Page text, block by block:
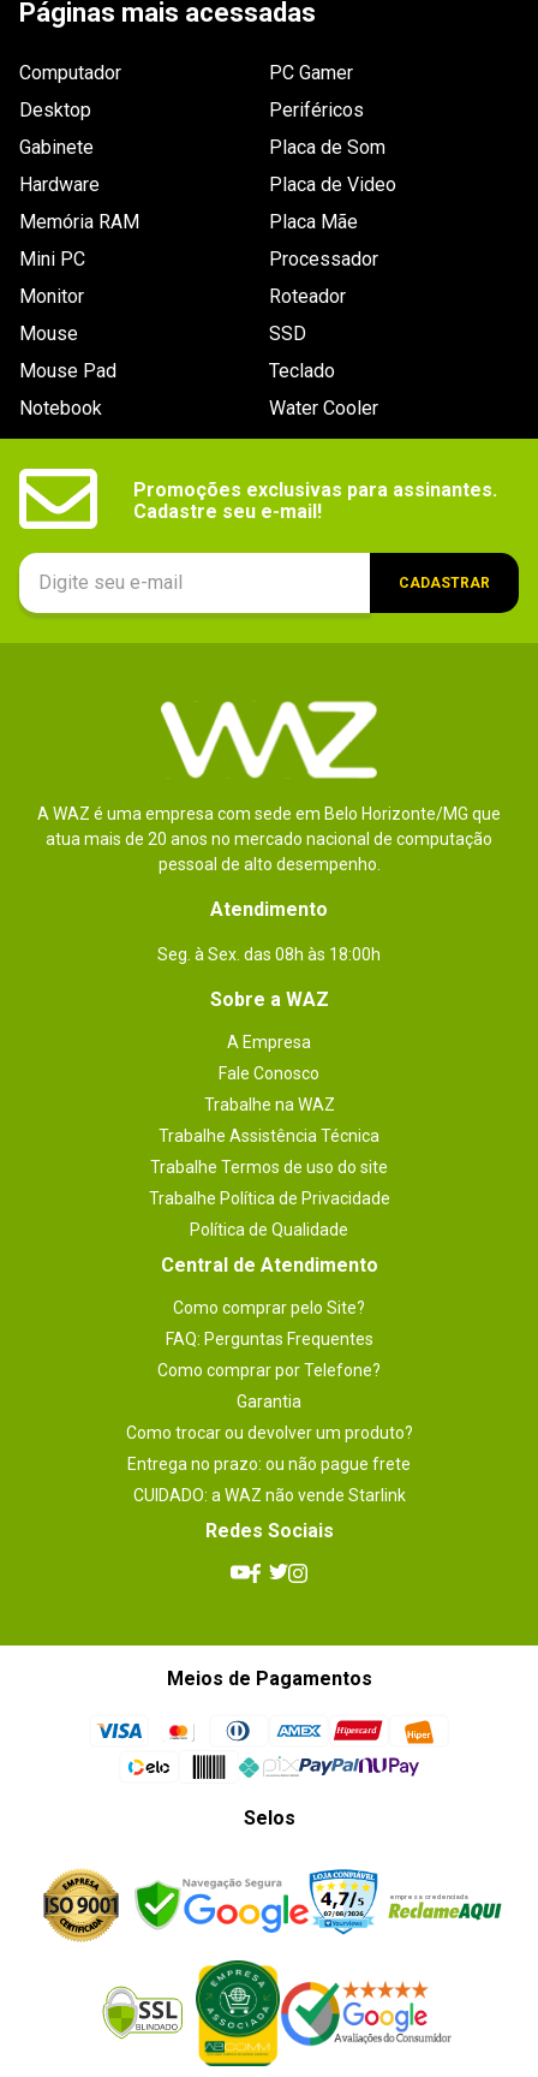
Páginas mais acessadas
Computador
Desktop
Gabinete
Hardware
Memória RAM
Mini PC
Monitor
Mouse
Mouse Pad
Notebook
PC Gamer
Periféricos
Placa de Som
Placa de Video
Placa Mãe
Processador
Roteador
SSD
Teclado
Water Cooler
Promoções exclusivas para assinantes.
Cadastre seu e-mail!
CADASTRAR
A WAZ é uma empresa com sede em Belo Horizonte/MG que
atua mais de 20 anos no mercado nacional de computação
pessoal de alto desempenho.
Atendimento
Seg. à Sex. das 08h às 18:00h
Sobre a WAZ
A Empresa
Fale Conosco
Trabalhe na WAZ
Trabalhe Assistência Técnica
Trabalhe Termos de uso do site
Trabalhe Política de Privacidade
Política de Qualidade
Central de Atendimento
Como comprar pelo Site?
FAQ: Perguntas Frequentes
Como comprar por Telefone?
Garantia
Como trocar ou devolver um produto?
Entrega no prazo: ou não pague frete
CUIDADO: a WAZ não vende Starlink
Redes Sociais
Meios de Pagamentos
Selos